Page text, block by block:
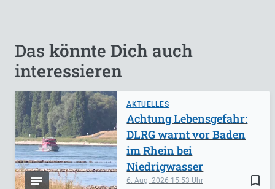
Das könnte Dich auch
interessieren
AKTUELLES
bookmark_border
6. Aug. 2026 15:53
Achtung Lebensgefahr:
DLRG warnt vor Baden
im Rhein bei
Niedrigwasser